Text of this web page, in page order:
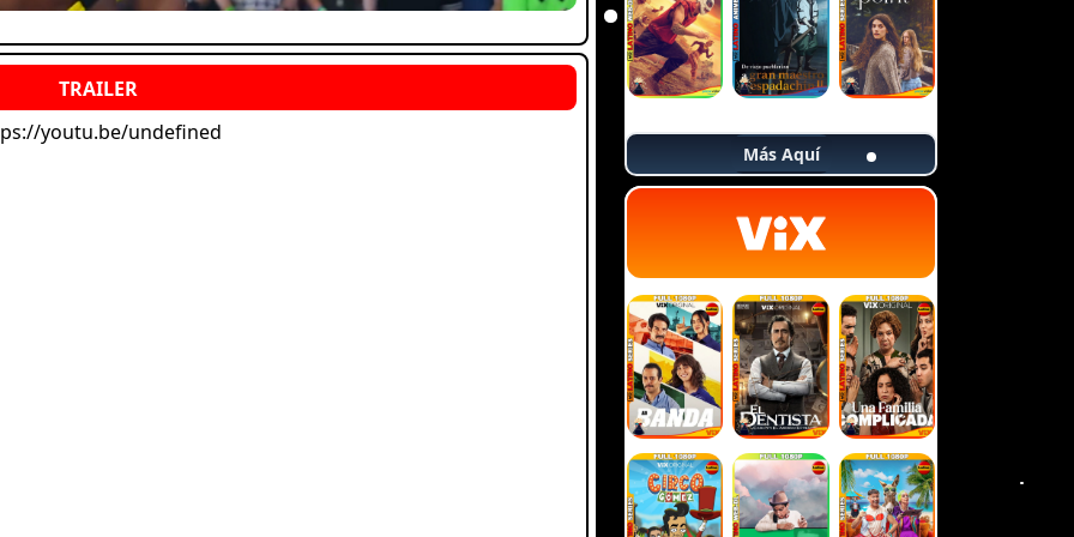
youtu.be/undefined
Más Aquí